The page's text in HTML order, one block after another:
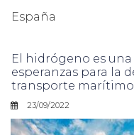
España
El hidrógeno es
esperanzas para la
transporte marítimo
23/09/2022